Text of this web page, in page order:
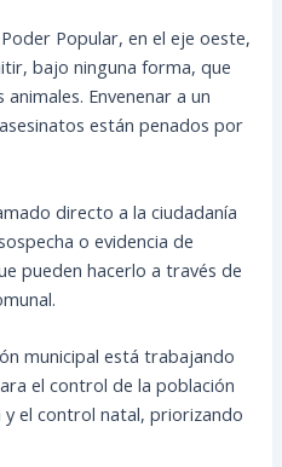
Popular, en el eje oeste,
bajo ninguna forma, que
Envenenar a un
están penados por
directo a la ciudadanía
o evidencia de
pueden hacerlo a través de
municipal está trabajando
el control de la población
y el control natal, priorizando